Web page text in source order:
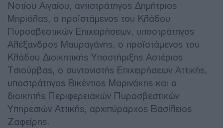
Νοτίου Αιγαίου, αντιστράτηγος Δημήτριος
Μπριόλας, ο προϊστάμενος του Κλάδου
Πυροσβεστικών Επιχειρήσεων, υποστράτηγος
Αλέξανδρος Μαυραγάνης, ο προϊστάμενος του
Κλάδου Διοικητικής Υποστήριξης Αστέριος
Τσιούρβας, ο συντονιστής Επιχειρήσεων Αττικής,
υποστράτηγος Βικέντιος Μαρινάκης και ο
διοικητής Περιφερειακών Πυροσβεστικών
Υπηρεσιών Αττικής, αρχιπύραρχος Βασίλειος
Ζαφείρης.